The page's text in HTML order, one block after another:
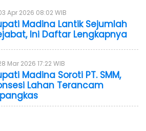
Apr 2026 08:02 WIB
Madina Lantik Sejumlah
Ini Daftar Lengkapnya
Mar 2026 17:22 WIB
Madina Soroti PT. SMM,
Lahan Terancam